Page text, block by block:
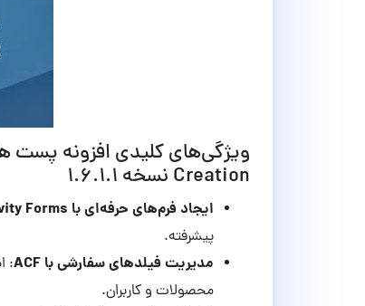
Creation نسخه 1.6.1.1
ایجاد فرم‌های حرفه‌ای با Gravity Forms
پیشرفته.
مدیریت فیلدهای سفارشی با ACF
:
محصولات و کاربران.